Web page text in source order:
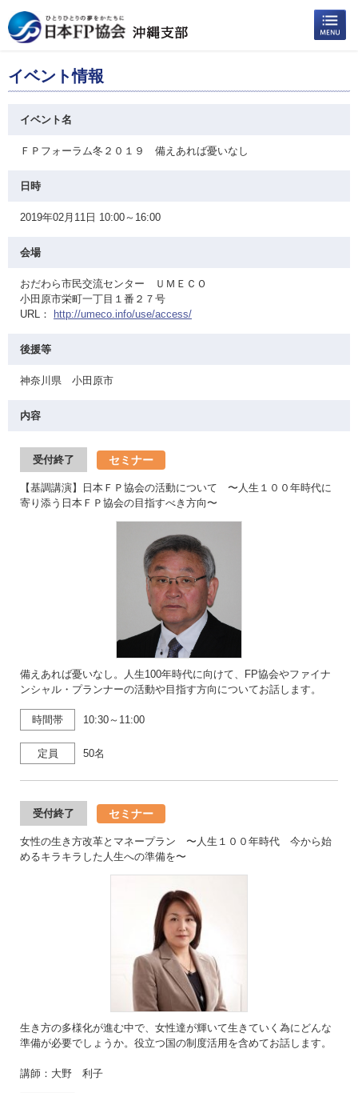
イベント情報
イベント名
ＦＰフォーラム冬２０１９ 備えあれば憂いなし
日時
2019年02月11日 10:00～16:00
会場
おだわら市民交流センター ＵＭＥＣＯ
小田原市栄町一丁目１番２７号
URL：
http://umeco.info/use/access/
後援等
神奈川県 小田原市
内容
受付終了 セミナー
【基調講演】日本ＦＰ協会の活動について 〜人生１００年時代に
寄り添う日本ＦＰ協会の目指すべき方向〜
備えあれば憂いなし。人生100年時代に向けて、FP協会やファイナ
ンシャル・プランナーの活動や目指す方向についてお話します。
時間帯 10:30～11:00
定員 50名
受付終了 セミナー
女性の生き方改革とマネープラン 〜人生１００年時代 今から始
めるキラキラした人生への準備を〜
生き方の多様化が進む中で、女性達が輝いて生きていく為にどんな
準備が必要でしょうか。役立つ国の制度活用を含めてお話します。
講師：大野 利子